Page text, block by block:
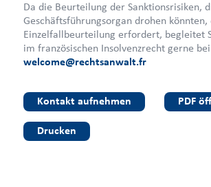
Da die Beurteilung der Sanktionsrisiken,
Geschäftsführungsorgan drohen könnten,
Einzelfallbeurteilung erfordert, begleitet
im französischen Insolvenzrecht gerne
welcome@rechtsanwalt.fr
Kontakt aufnehmen PDF
Drucken